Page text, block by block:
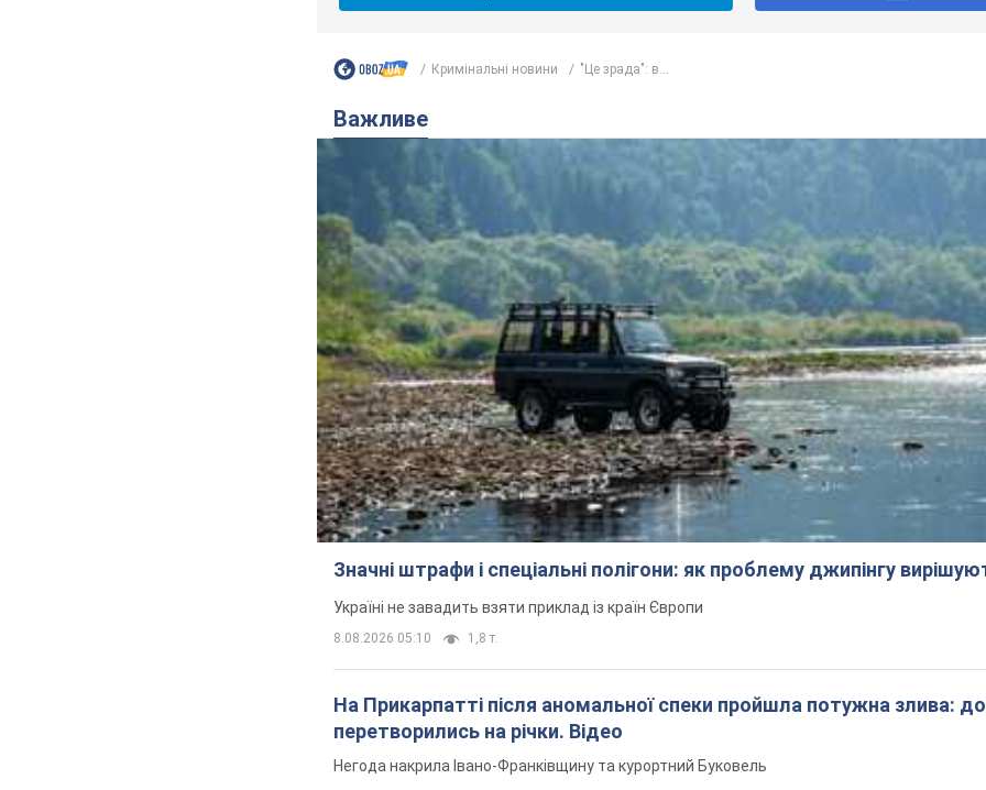
Кримінальні новини "Це зрада": в...
Важливе
Значні штрафи і спеціальні полігони: як проблему джипінгу
Україні не завадить взяти приклад із країн Європи
8.08.2026 05:10 1,8 т.
На Прикарпатті після аномальної спеки пройшла потужна злива:
перетворились на річки. Відео
Негода накрила Івано-Франківщину та курортний Буковель